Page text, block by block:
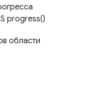
progress()
области